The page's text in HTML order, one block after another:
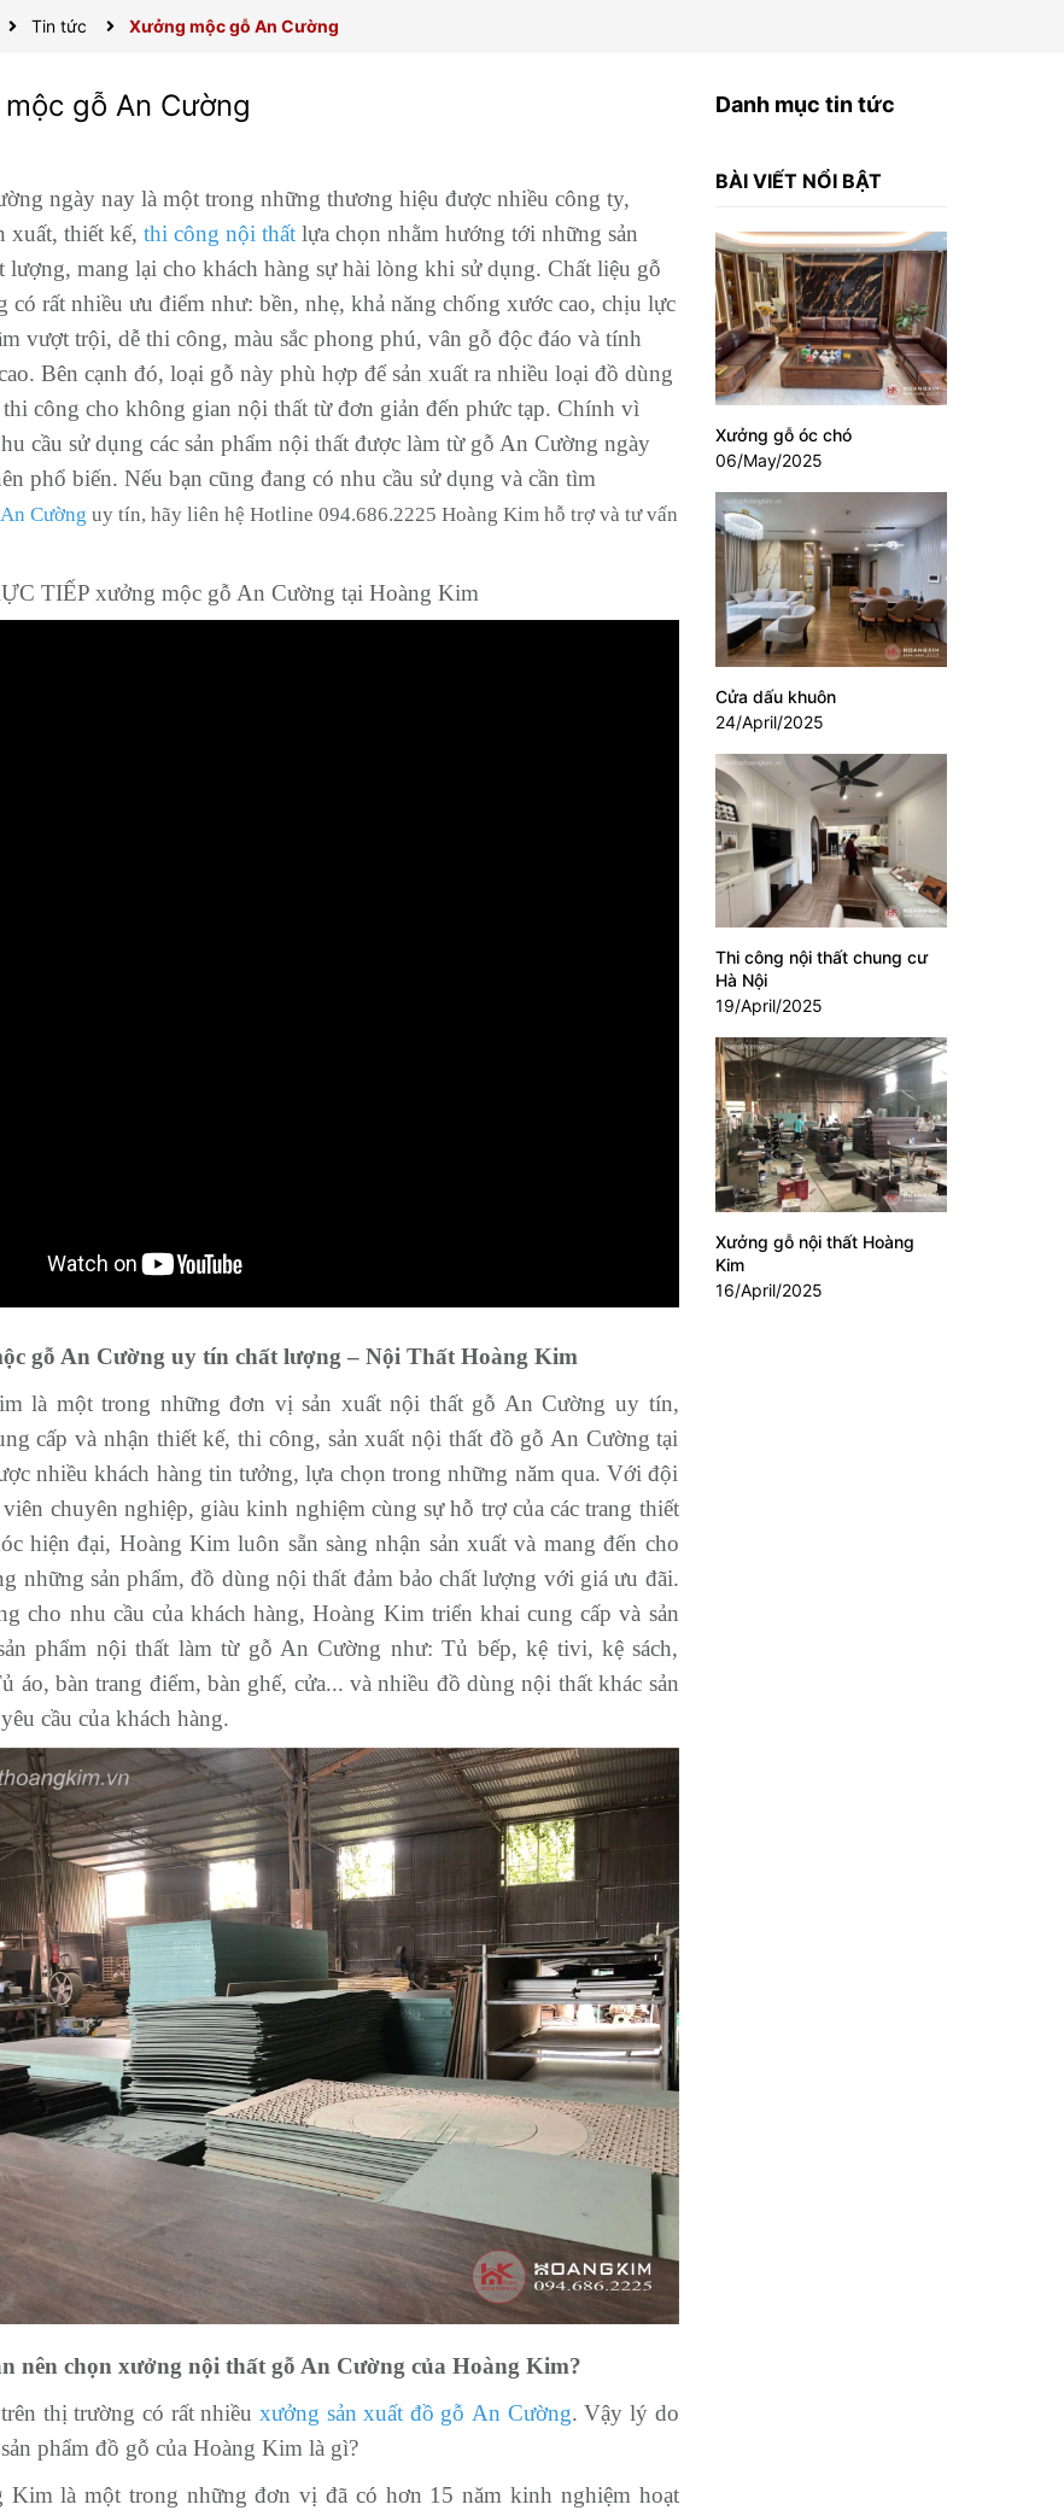
Tin tức Xưởng mộc gỗ An Cường
gỗ An Cường
ngày nay là một trong những thương hiệu được nhiều công ty,
xuất, thiết kế, thi công nội thất lựa chọn nhằm hướng tới những sản
lượng, mang lại cho khách hàng sự hài lòng khi sử dụng. Chất liệu gỗ
có rất nhiều ưu điểm như: bền, nhẹ, khả năng chống xước cao, chịu lực
vượt trội, dễ thi công, màu sắc phong phú, vân gỗ độc đáo và tính
Bên cạnh đó, loại gỗ này phù hợp để sản xuất ra nhiều loại đồ dùng
công cho không gian nội thất từ đơn giản đến phức tạp. Chính vì
cầu sử dụng các sản phẩm nội thất được làm từ gỗ An Cường ngày
phổ biến. Nếu bạn cũng đang có nhu cầu sử dụng và cần tìm
Cường uy tín, hãy liên hệ Hotline 094.686.2225 Hoàng Kim hỗ trợ và tư vấn
TIẾP xưởng mộc gỗ An Cường tại Hoàng Kim
gỗ An Cường uy tín chất lượng – Nội Thất Hoàng Kim
là một trong những đơn vị sản xuất nội thất gỗ An Cường uy tín,
cấp và nhận thiết kế, thi công, sản xuất nội thất đồ gỗ An Cường tại
nhiều khách hàng tin tưởng, lựa chọn trong những năm qua. Với đội
chuyên nghiệp, giàu kinh nghiệm cùng sự hỗ trợ của các trang thiết
hiện đại, Hoàng Kim luôn sẵn sàng nhận sản xuất và mang đến cho
những sản phẩm, đồ dùng nội thất đảm bảo chất lượng với giá ưu đãi.
cho nhu cầu của khách hàng, Hoàng Kim triển khai cung cấp và sản
phẩm nội thất làm từ gỗ An Cường như: Tủ bếp, kệ tivi, kệ sách,
áo, bàn trang điểm, bàn ghế, cửa... và nhiều đồ dùng nội thất khác sản
cầu của khách hàng.
nên chọn xưởng nội thất gỗ An Cường của Hoàng Kim?
thị trường có rất nhiều xưởng sản xuất đồ gỗ An Cường. Vậy lý do
phẩm đồ gỗ của Hoàng Kim là gì?
là một trong những đơn vị đã có hơn 15 năm kinh nghiệm hoạt
Danh mục tin tức
BÀI VIẾT NỔI BẬT
Xưởng gỗ óc chó
06/May/2025
Cửa dấu khuôn
24/April/2025
Thi công nội thất chung cư
Hà Nội
19/April/2025
Xưởng gỗ nội thất Hoàng
Kim
16/April/2025